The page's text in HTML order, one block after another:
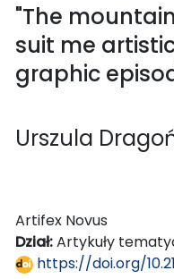
"The
suit me
graphic
Urszula
Artifex Novus
Dział:Artykuły
https://doi.org/